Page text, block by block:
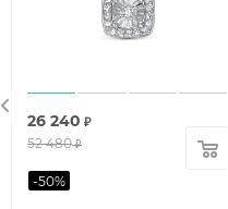
26 240 ₽
52 480₽
-50%